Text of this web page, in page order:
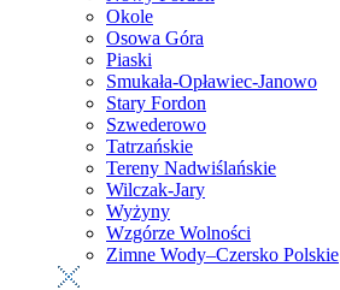
Okole
Osowa Góra
Piaski
Smukała-Opławiec-Janowo
Stary Fordon
Szwederowo
Tatrzańskie
Tereny Nadwiślańskie
Wilczak-Jary
Wyżyny
Wzgórze Wolności
Zimne Wody–Czersko Polskie